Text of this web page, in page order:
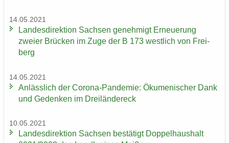
14.05.2021
Lan­des­di­rek­ti­on Sach­sen ge­neh­migt Er­neue­rung
zwei­er Brü­cken im Zuge der B 173 west­lich von Frei­
berg
14.05.2021
An­läss­lich der Corona-​Pandemie: Öku­me­ni­scher Dank
und Ge­den­ken im Drei­län­der­eck
10.05.2021
Lan­des­di­rek­ti­on Sach­sen be­stä­tigt Dop­pel­haus­halt